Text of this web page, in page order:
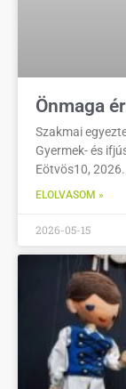
Önmaga
Szakmai
Gyermek- és
Eötvös10,
ELOLVASOM »
2026-05-15